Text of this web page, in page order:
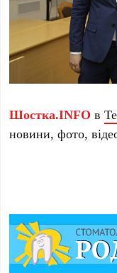
Шостка.INFO в
новини, фото,